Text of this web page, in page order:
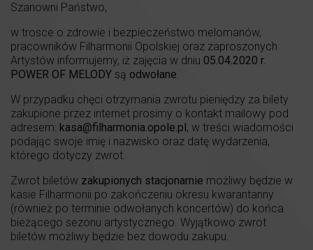
Szanowni Państwo,
w trosce o zdrowie i bezpieczeństwo melomanów,
pracowników Filharmonii Opolskiej oraz zaproszonych
Artystów informujemy, iż zajęcia w dniu 05.04.2020 r.
POWER OF MELODY są odwołane.
W przypadku chęci otrzymania zwrotu pieniędzy za bilety
zakupione przez internet prosimy o kontakt mailowy pod
adresem: kasa@filharmonia.opole.pl , w treści wiadomości
podając swoje imię i nazwisko oraz datę wydarzenia,
którego dotyczy zwrot.
Zwrot biletów zakupionych stacjonarnie możliwy będzie w
kasie Filharmonii po zakończeniu okresu kwarantanny
(również po terminie odwołanych koncertów) do końca
bieżącego sezonu artystycznego. Wyjątkowo zwrot
biletów możliwy będzie bez dowodu zakupu.